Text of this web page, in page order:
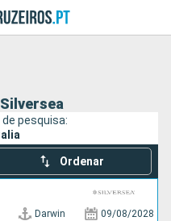
pesquisa:
Ordenar
Darwin 09/08/2028